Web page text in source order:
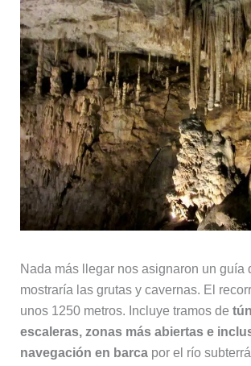
Nada más llegar nos asignaron un guía
mostraría las grutas y cavernas. El
unos 1250 metros. Incluye tramos de
escaleras, zonas más abiertas e
navegación en barcapor el río